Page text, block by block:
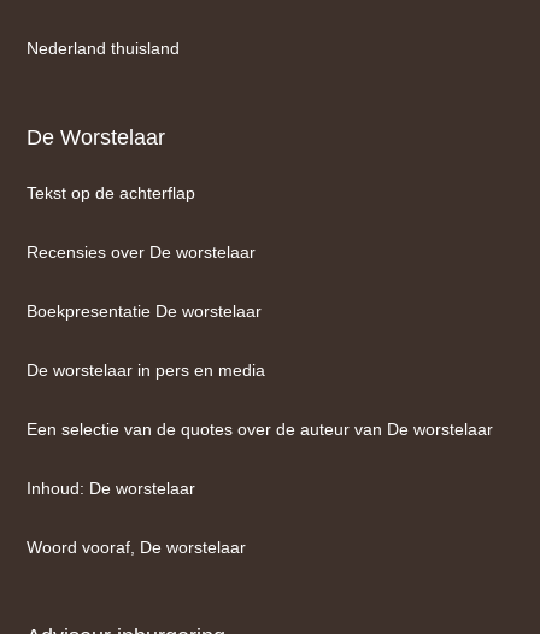
Nederland thuisland
De Worstelaar
Tekst op de achterflap
Recensies over De worstelaar
Boekpresentatie De worstelaar
De worstelaar in pers en media
Een selectie van de quotes over de auteur van De worstelaar
Inhoud: De worstelaar
Woord vooraf, De worstelaar